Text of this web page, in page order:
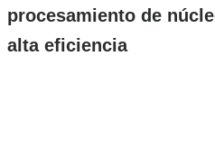
procesamiento de
alta eficiencia